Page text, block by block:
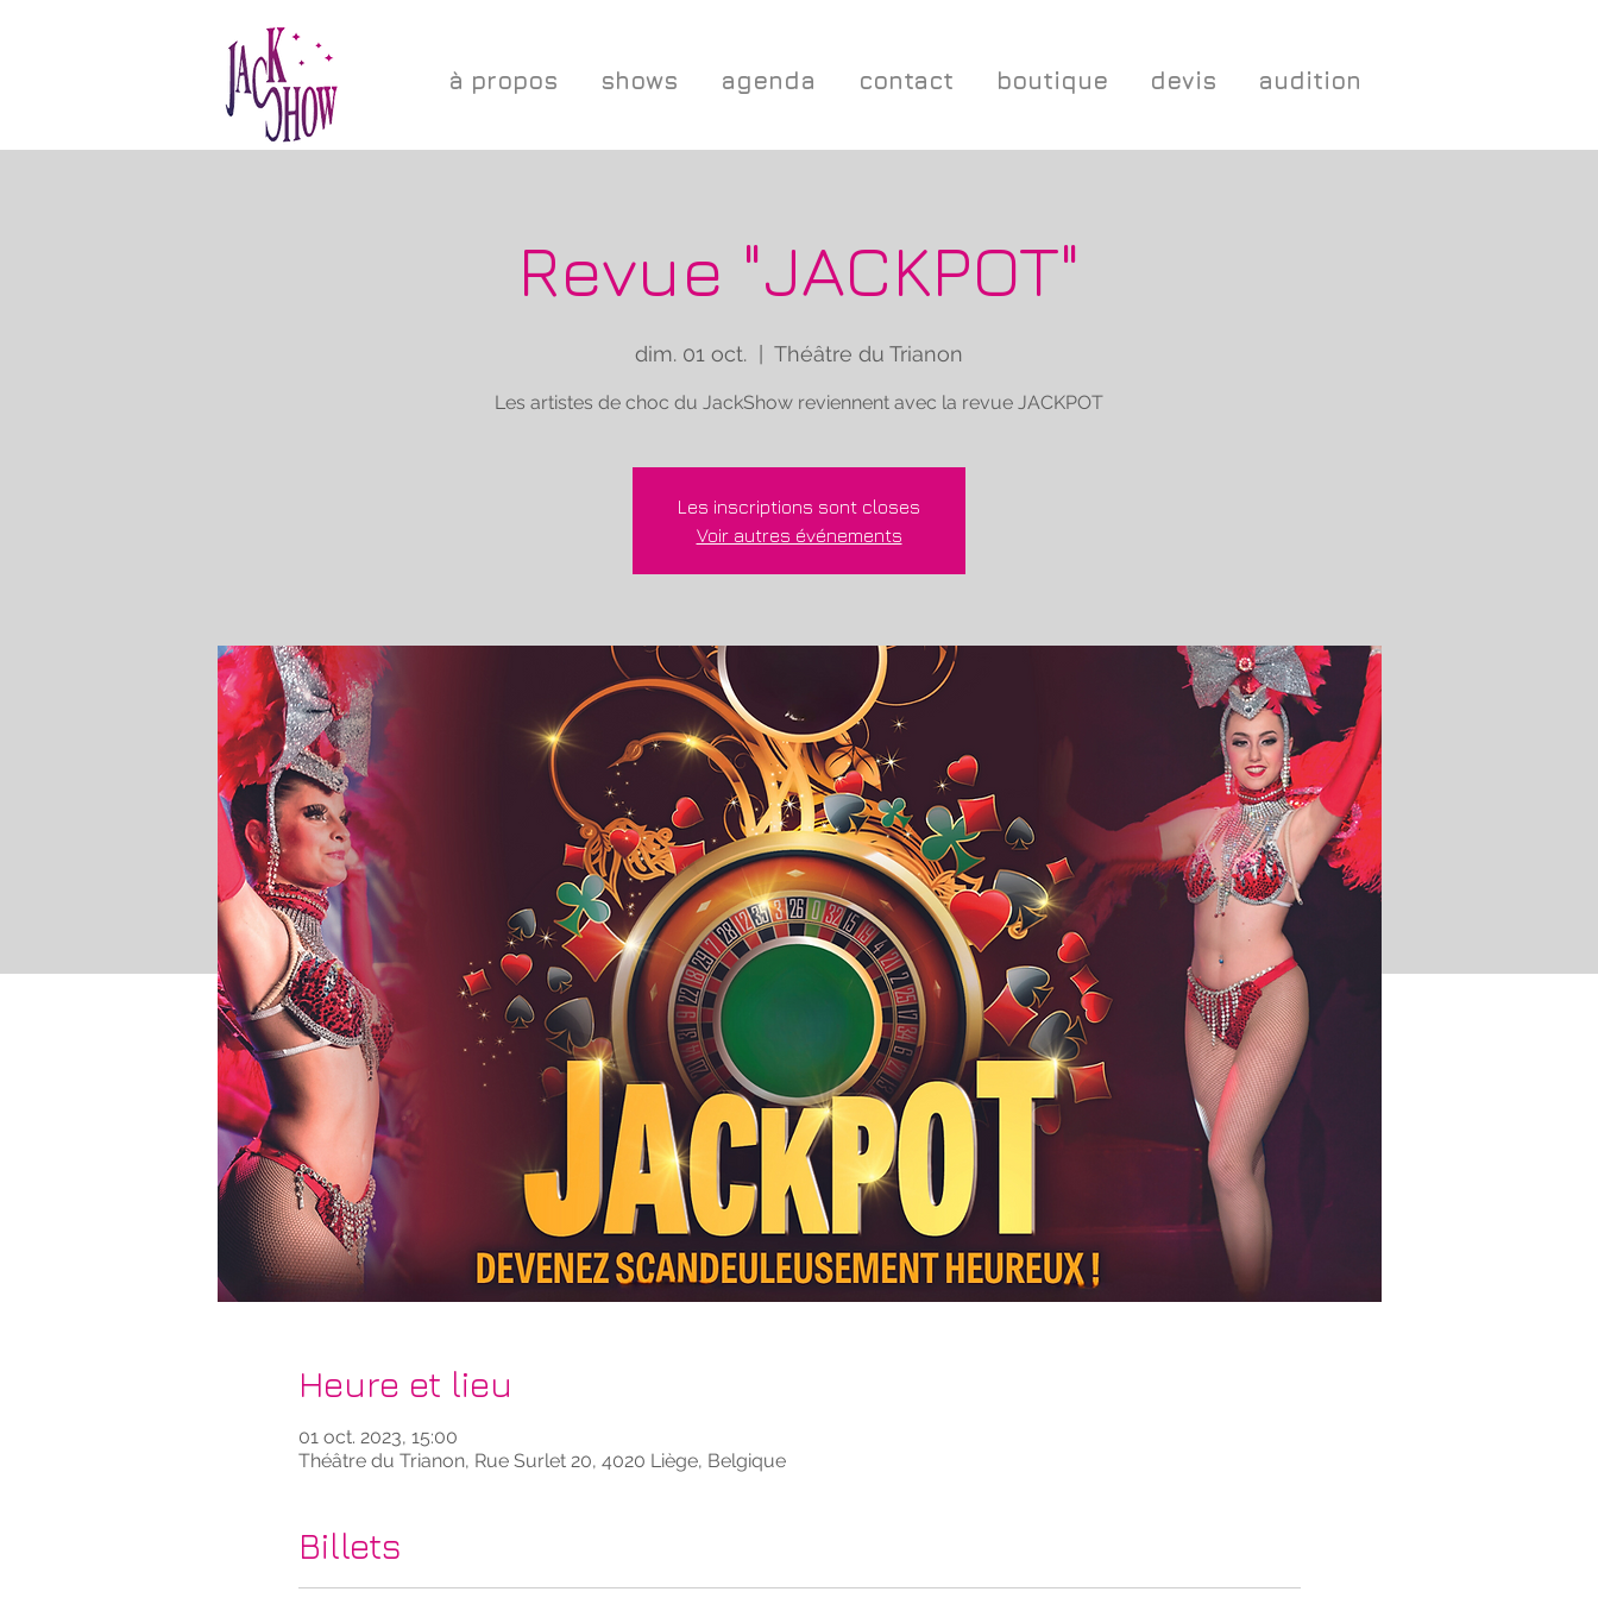
à propos shows agenda contact boutique devis audition
Revue "JACKPOT"
dim. 01 oct. Théâtre du Trianon
Les artistes de choc du JackShow reviennent avec la revue JACKPOT
Les inscriptions sont closes
Voir autres événements
Heure et lieu
01 oct. 2023, 15:00
Théâtre du Trianon, Rue Surlet 20, 4020 Liège, Belgique
Billets